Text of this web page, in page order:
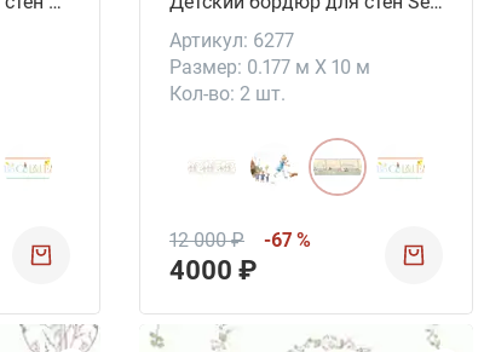
Артикул: 6277
Размер: 0.177 м X 10 м
Кол-во: 2 шт.
12 000 ₽ -67 %
4000 ₽